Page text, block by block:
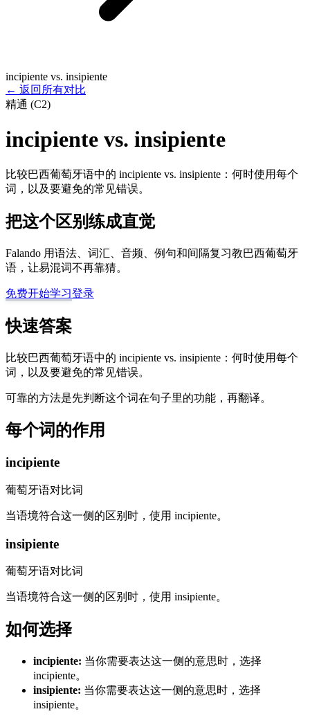
incipiente vs. insipiente
← 返回所有对比
精通 (C2)
incipiente vs. insipiente
比较巴西葡萄牙语中的 incipiente vs. insipiente：何时使用每个
词，以及要避免的常见错误。
把这个区别练成直觉
Falando 用语法、词汇、音频、例句和间隔复习教巴西葡萄牙
语，让易混词不再靠猜。
免费开始学习登录
快速答案
比较巴西葡萄牙语中的 incipiente vs. insipiente：何时使用每个
词，以及要避免的常见错误。
可靠的方法是先判断这个词在句子里的功能，再翻译。
每个词的作用
incipiente
葡萄牙语对比词
当语境符合这一侧的区别时，使用 incipiente。
insipiente
葡萄牙语对比词
当语境符合这一侧的区别时，使用 insipiente。
如何选择
incipiente: 当你需要表达这一侧的意思时，选择
incipiente。
insipiente: 当你需要表达这一侧的意思时，选择
insipiente。